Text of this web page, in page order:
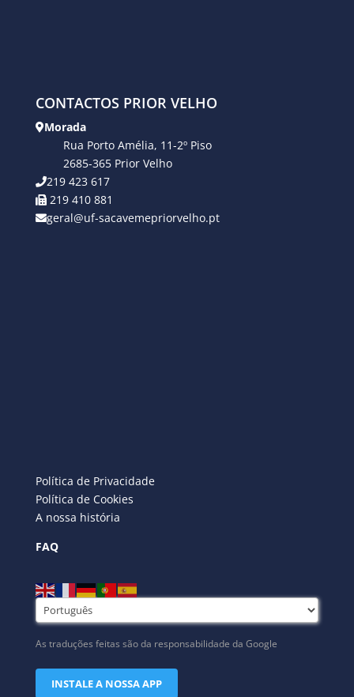
CONTACTOS PRIOR VELHO
Morada
Rua Porto Amélia, 11-2º Piso
2685-365 Prior Velho
219 423 617
219 410 881
geral@uf-sacavemepriorvelho.pt
Política de Privacidade
Política de Cookies
A nossa história
FAQ
As traduções feitas são da responsabilidade da Google
INSTALE A NOSSA APP